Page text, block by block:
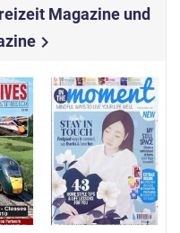
Magazine und
chevron_right